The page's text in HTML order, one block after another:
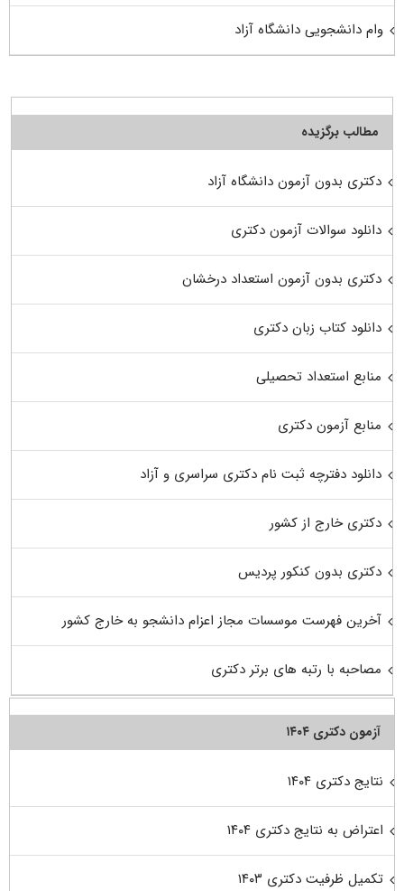
وام دانشجویی دانشگاه آزاد
مطالب برگزیده
دکتری بدون آزمون دانشگاه آزاد
دانلود سوالات آزمون دکتری
دکتری بدون آزمون استعداد درخشان
دانلود کتاب زبان دکتری
منابع استعداد تحصیلی
منابع آزمون دکتری
دانلود دفترچه ثبت نام دکتری سراسری و آزاد
دکتری خارج از کشور
دکتری بدون کنکور پردیس
آخرین فهرست موسسات مجاز اعزام دانشجو به خارج کشور
مصاحبه با رتبه های برتر دکتری
آزمون دکتری ۱۴۰۴
نتایج دکتری ۱۴۰۴
اعتراض به نتایج دکتری ۱۴۰۴
تکمیل ظرفیت دکتری ۱۴۰۳